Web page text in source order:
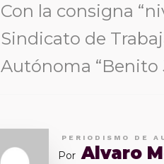
Con la consigna
Sindicato de
Autónoma “Benito
PERIODISMO DE
Por Alvaro